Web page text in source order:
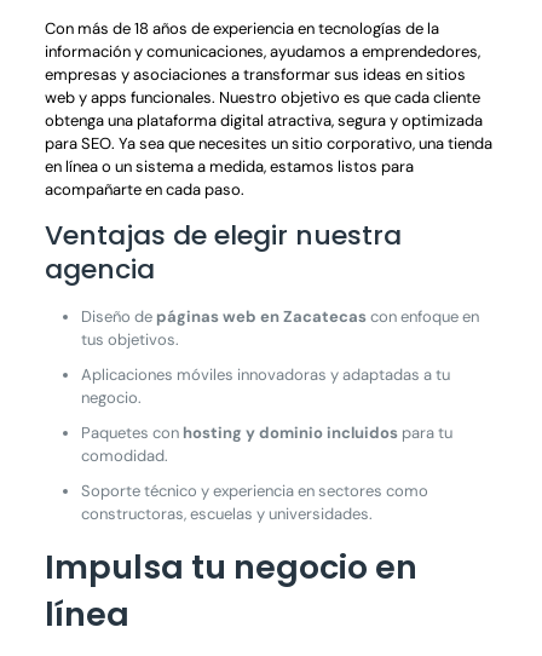
Con más de 18 años de experiencia en tecnologías de la
información y comunicaciones, ayudamos a emprendedores,
empresas y asociaciones a transformar sus ideas en sitios
web y apps funcionales. Nuestro objetivo es que cada cliente
obtenga una plataforma digital atractiva, segura y optimizada
para SEO. Ya sea que necesites un sitio corporativo, una tienda
en línea o un sistema a medida, estamos listos para
acompañarte en cada paso.
Ventajas de elegir nuestra
agencia
Diseño de páginas web en Zacatecascon enfoque en
tus objetivos.
Aplicaciones móviles innovadoras y adaptadas a tu
negocio.
Paquetes con hosting y dominio incluidospara tu
comodidad.
Soporte técnico y experiencia en sectores como
constructoras, escuelas y universidades.
Impulsa tu negocio en
línea